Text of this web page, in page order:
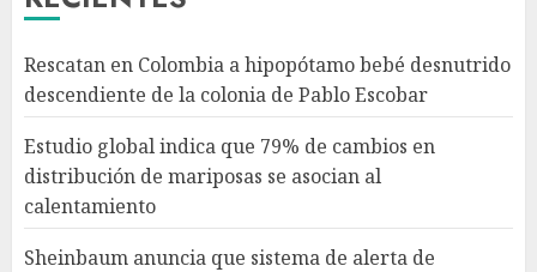
Rescatan en Colombia a hipopótamo bebé desnutrido
descendiente de la colonia de Pablo Escobar
Estudio global indica que 79% de cambios en
distribución de mariposas se asocian al
calentamiento
Sheinbaum anuncia que sistema de alerta de
4
‘Spider-Man: Brand New Day’ y
‘The Odyssey’ generan más de
400 millones de dólares en un
fin de semana histórico en EE.